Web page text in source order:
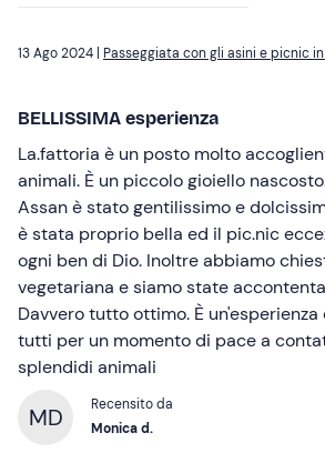
13 Ago 2024 | Passeggiata con gli asini e picnic
BELLISSIMA esperienza
La.fattoria è un posto molto
animali. È un piccolo gioiello
Assan è stato gentilissimo e
è stata proprio bella ed il pic.nic
ogni ben di Dio. Inoltre abbiamo
vegetariana e siamo state
Davvero tutto ottimo. È
tutti per un momento di pace a
splendidi animali
MD
Recensito da
Monica d.